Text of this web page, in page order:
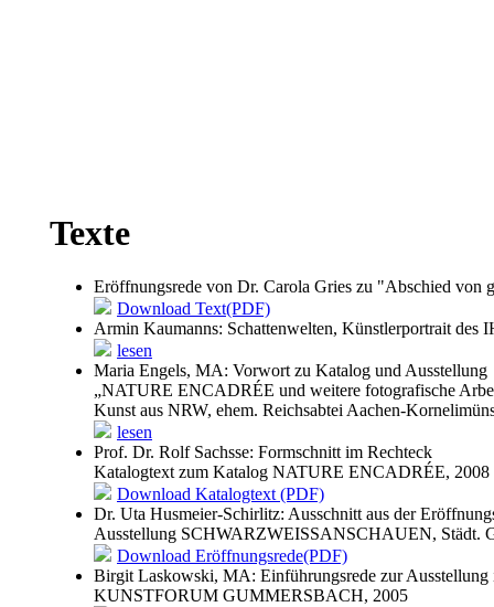
Texte
Eröffnungsrede von Dr. Carola Gries zu "Abschied von
Download Text(PDF)
Armin Kaumanns: Schattenwelten, Künstlerportrait des
lesen
Maria Engels, MA: Vorwort zu Katalog und Ausstellung
„NATURE ENCADRÉE und weitere fotografische
Kunst aus NRW, ehem. Reichsabtei Aachen-
lesen
Prof. Dr. Rolf Sachsse: Formschnitt im Rechteck
Katalogtext zum Katalog NATURE ENCADRÉE, 2008
Download Katalogtext (PDF)
Dr. Uta Husmeier-Schirlitz: Ausschnitt aus der
Ausstellung SCHWARZWEISSANSCHAUEN, Städt.
Download Eröffnungsrede(PDF)
Birgit Laskowski, MA: Einführungsrede zur Ausstellung
KUNSTFORUM GUMMERSBACH, 2005